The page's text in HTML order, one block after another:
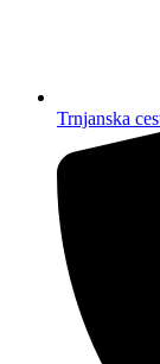
Trnjanska